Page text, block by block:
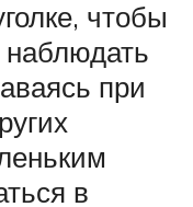
чтобы
при
в